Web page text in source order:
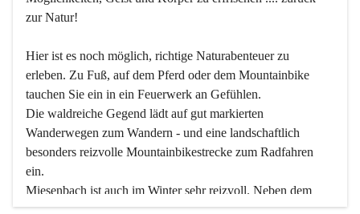
zur Natur!
Hier ist es noch möglich, richtige Naturabenteuer zu
erleben. Zu Fuß, auf dem Pferd oder dem Mountainbike
tauchen Sie ein in ein Feuerwerk an Gefühlen.
Die waldreiche Gegend lädt auf gut markierten
Wanderwegen zum Wandern - und eine landschaftlich
besonders reizvolle Mountainbikestrecke zum Radfahren
ein.
Miesenbach ist auch im Winter sehr reizvoll. Neben dem
Eisstockschießen gibt es auf dem nahe gelegenen Unterberg